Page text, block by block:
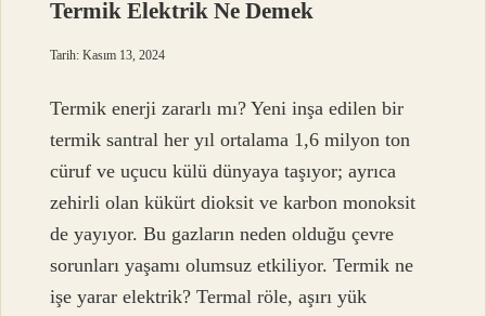
Termik Elektrik Ne Demek
Tarih: Kasım 13, 2024
Termik enerji zararlı mı? Yeni inşa edilen bir
termik santral her yıl ortalama 1,6 milyon ton
cüruf ve uçucu külü dünyaya taşıyor; ayrıca
zehirli olan kükürt dioksit ve karbon monoksit
de yayıyor. Bu gazların neden olduğu çevre
sorunları yaşamı olumsuz etkiliyor. Termik ne
işe yarar elektrik? Termal röle, aşırı yük